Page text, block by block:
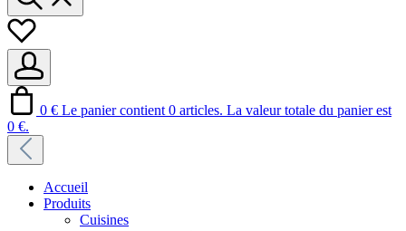
0 € Le panier contient 0 articles. La valeur totale du panier est
0 €.
Accueil
Produits
Cuisines